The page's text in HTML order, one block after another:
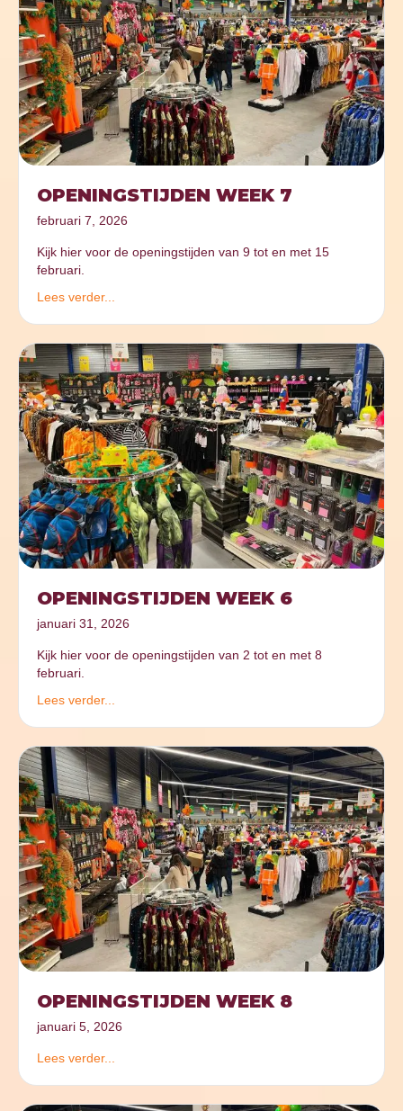
OPENINGSTIJDEN WEEK 7
februari 7, 2026
Kijk hier voor de openingstijden van 9 tot en met 15
februari.
Lees verder...
OPENINGSTIJDEN WEEK 6
januari 31, 2026
Kijk hier voor de openingstijden van 2 tot en met 8
februari.
Lees verder...
OPENINGSTIJDEN WEEK 8
januari 5, 2026
Lees verder...